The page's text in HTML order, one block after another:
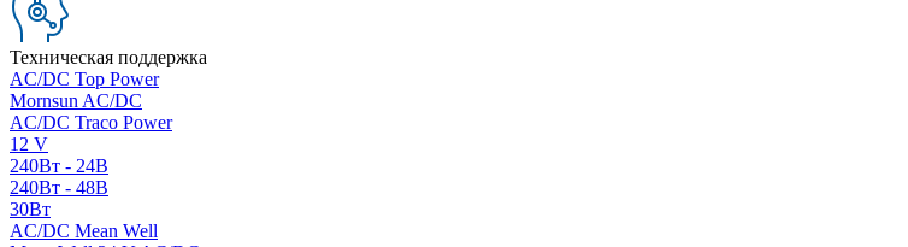
Техническая поддержка
AC/DC Top Power
Mornsun AC/DC
AC/DC Traco Power
12 V
240Вт - 24В
240Вт - 48В
30Вт
AC/DC Mean Well